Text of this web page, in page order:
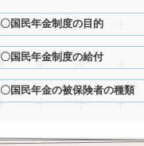
〇国民年金制度の目的
〇国民年金制度の給付
〇国民年金の被保険者の種類